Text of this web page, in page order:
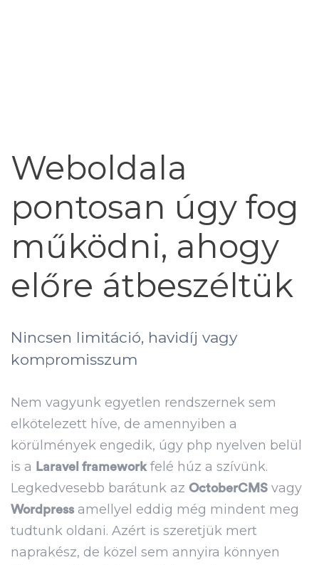
Weboldala
pontosan úgy fog
működni, ahogy
előre átbeszéltük
Nincsen limitáció, havidíj vagy
kompromisszum
Nem vagyunk egyetlen rendszernek sem
elkötelezett híve, de amennyiben a
körülmények engedik, úgy php nyelven belül
is a
Laravel frameworkfelé húz a szívünk.
Legkedvesebb barátunk az OctoberCMS vagy
Wordpress amellyel eddig még mindent meg
tudtunk oldani. Azért is szeretjük mert
naprakész, de közel sem annyira könnyen